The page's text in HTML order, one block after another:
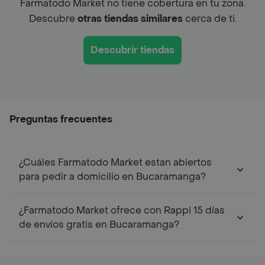
Farmatodo Market no tiene cobertura en tu zona.
Descubreotras tiendas similarescerca de ti.
Descubrir tiendas
Preguntas frecuentes
¿Cuáles Farmatodo Market estan abiertos
para pedir a domicilio en Bucaramanga?
¿Farmatodo Market ofrece con Rappi 15 días
de envíos gratis en Bucaramanga?